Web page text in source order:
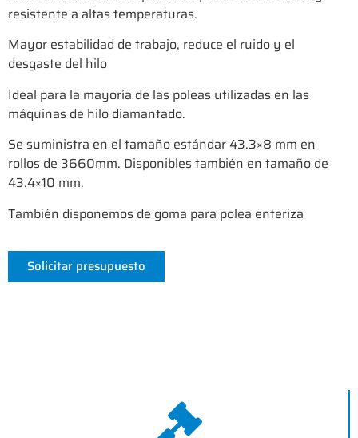
resistente a altas temperaturas.
Mayor estabilidad de trabajo, reduce el ruido y el
desgaste del hilo
Ideal para la mayoría de las poleas utilizadas en las
máquinas de hilo diamantado.
Se suministra en el tamaño estándar 43.3×8 mm en
rollos de 3660mm. Disponibles también en tamaño de
43.4×10 mm.
También disponemos de goma para polea enteriza
Solicitar presupuesto